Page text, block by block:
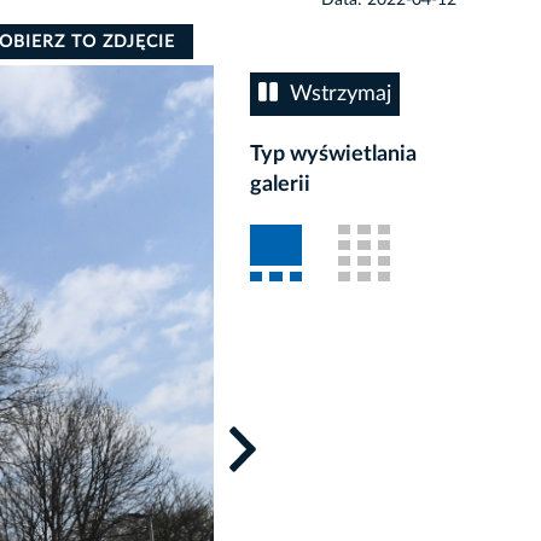
Wstrzymaj
Typ wyświetlania
galerii
TO ZDJĘCIE